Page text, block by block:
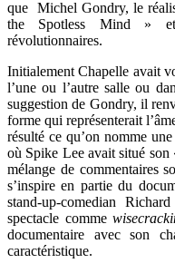
que Michel Gondry, le
the Spotless Mind » et
révolutionnaires.
Initialement Chapelle avait
l’une ou l’autre salle ou
suggestion de Gondry, il
forme qui représenterait
résulté ce qu’on nomme
où Spike Lee avait situé
mélange de commentaires
s’inspire en partie du
stand-up-comedian
spectacle comme
documentaire avec son
caractéristique.